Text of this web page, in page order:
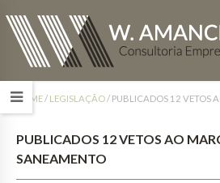
HOME/ LEGISLAÇÃO/ PUBLICADOS 12 VETOS
PUBLICADOS 12 VETOS AO
SANEAMENTO